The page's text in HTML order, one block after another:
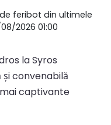
feribot din ultimele
2026 01:00
la Syros
convenabilă
captivante